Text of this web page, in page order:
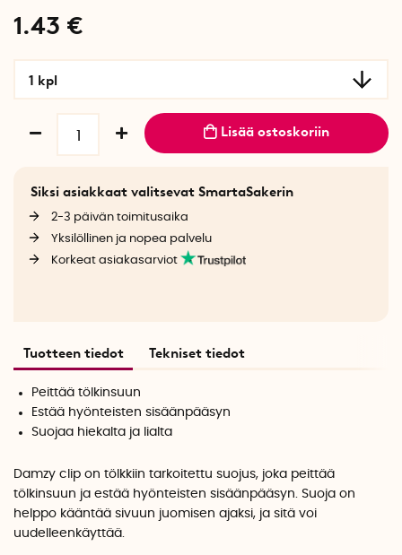
1.43 €
1 kpl
Lisää ostoskoriin
Siksi asiakkaat valitsevat SmartaSakerin
2-3 päivän toimitusaika
Yksilöllinen ja nopea palvelu
Korkeat asiakasarviot
Tuotteen tiedot Tekniset tiedot
Peittää tölkinsuun
Estää hyönteisten sisäänpääsyn
Suojaa hiekalta ja lialta
Damzy clip on tölkkiin tarkoitettu suojus, joka peittää
tölkinsuun ja estää hyönteisten sisäänpääsyn. Suoja on
helppo kääntää sivuun juomisen ajaksi, ja sitä voi
uudelleenkäyttää.